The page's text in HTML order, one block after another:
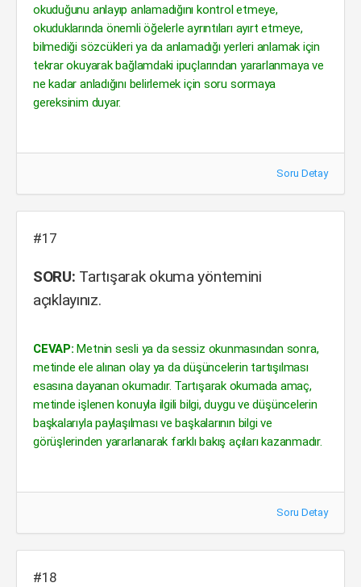
okuduğunu anlayıp anlamadığını kontrol etmeye,
okuduklarında önemli öğelerle ayrıntıları ayırt etmeye,
bilmediği sözcükleri ya da anlamadığı yerleri anlamak için
tekrar okuyarak bağlamdaki ipuçlarından yararlanmaya ve
ne kadar anladığını belirlemek için soru sormaya
gereksinim duyar.
Soru Detay
#17
SORU: Tartışarak okuma yöntemini
açıklayınız.
CEVAP: Metnin sesli ya da sessiz okunmasından sonra,
metinde ele alınan olay ya da düşüncelerin tartışılması
esasına dayanan okumadır. Tartışarak okumada amaç,
metinde işlenen konuyla ilgili bilgi, duygu ve düşüncelerin
başkalarıyla paylaşılması ve başkalarının bilgi ve
görüşlerinden yararlanarak farklı bakış açıları kazanmadır.
Soru Detay
#18